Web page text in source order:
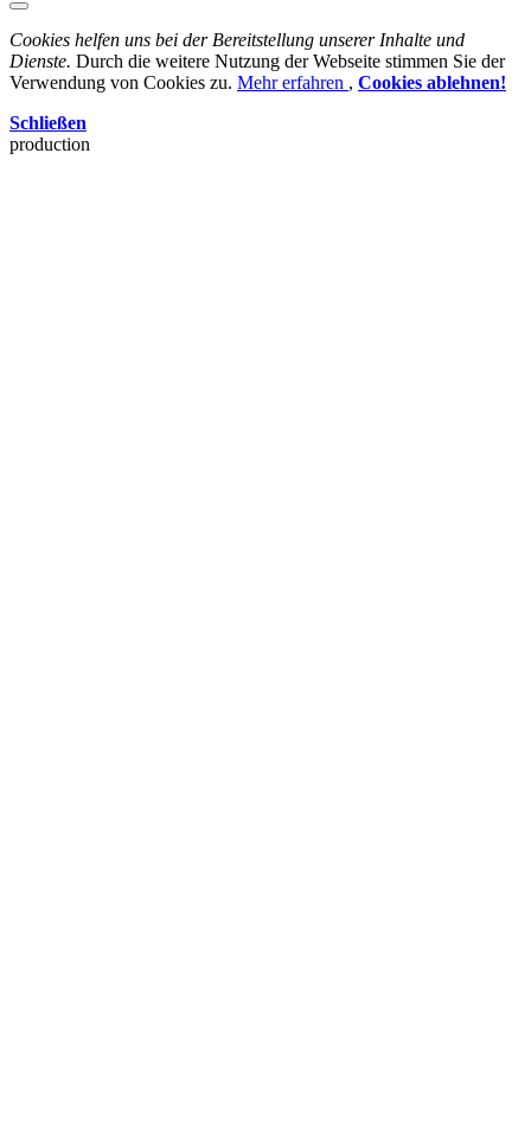
Cookies helfen uns bei der Bereitstellung unserer Inhalte und
Dienste. Durch die weitere Nutzung der Webseite stimmen Sie der
Verwendung von Cookies zu. Mehr erfahren , Cookies ablehnen!
Schließen
production